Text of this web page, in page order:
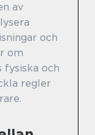
av
och
om
fysiska och
regler